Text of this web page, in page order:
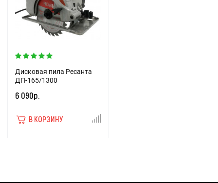
Дисковая пила Ресанта
ДП-165/1300
6 090р.
В КОРЗИНУ